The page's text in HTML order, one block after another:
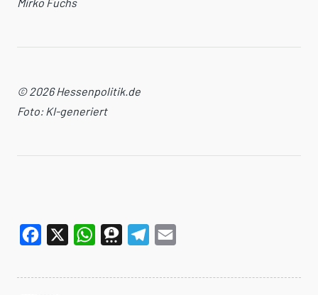
© 2026 Hessenpolitik.de
Foto: KI-generiert
Facebook WhatsAppThreemaTelegram